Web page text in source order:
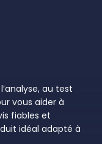
au test
vous aider à
fiables et
idéal adapté à